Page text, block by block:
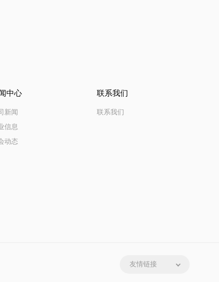
中心
新闻
信息
动态
联系我们
联系我们
友情链接